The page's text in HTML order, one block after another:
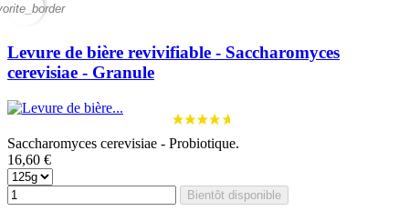
Levure de bière revivifiable - Saccharomyces
cerevisiae - Granule
Saccharomyces cerevisiae - Probiotique.
16,60 €
Bientôt disponible